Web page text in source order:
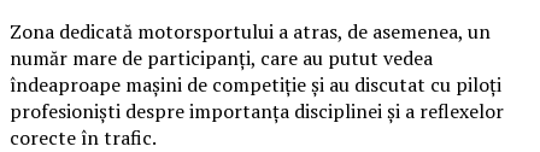
Zona dedicată motorsportului a atras, de asemenea, un
număr mare de participanți, care au putut vedea
îndeaproape mașini de competiție și au discutat cu piloți
profesioniști despre importanța disciplinei și a reflexelor
corecte în trafic.